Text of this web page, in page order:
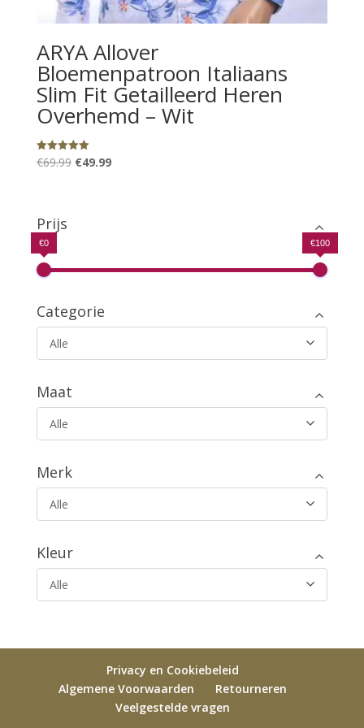
ARYA Allover
Bloemenpatroon Italiaans
Slim Fit Getailleerd Heren
Overhemd – Wit
Gewaardeerd
5.00
€69.99 Oorspronkelijke
€49.99Huidige
Prijs
€0 €100
Categorie
Alle
Maat
Alle
Merk
Alle
Kleur
Alle
Privacy en Cookiebeleid
Algemene Voorwaarden
Retourneren
Veelgestelde vragen